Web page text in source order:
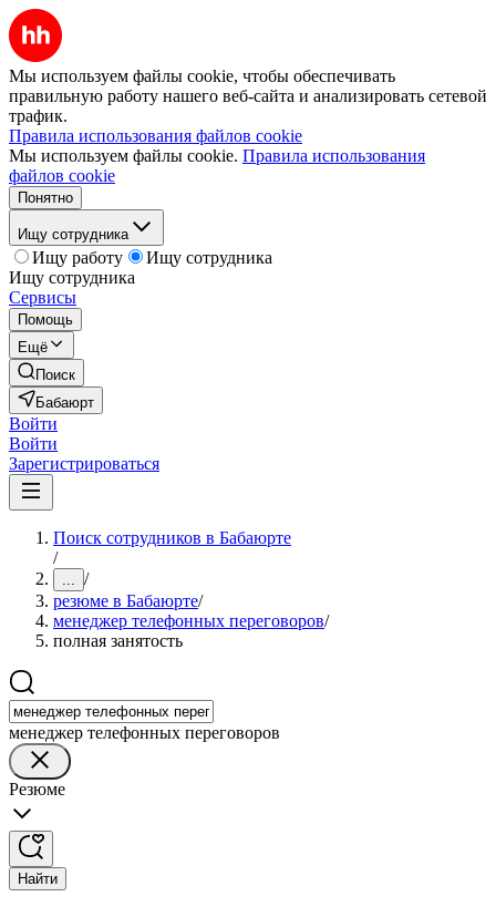
Мы используем файлы cookie, чтобы обеспечивать
правильную работу нашего веб-сайта и анализировать сетевой
трафик.
Правила использования файлов cookie
Мы используем файлы cookie. Правила использования
файлов cookie
Понятно
Ищу сотрудника
Ищу работу
Ищу сотрудника
Ищу сотрудника
Сервисы
Помощь
Ещё
Поиск
Бабаюрт
Войти
Войти
Зарегистрироваться
Поиск сотрудников в Бабаюрте
/
... /
резюме в Бабаюрте/
менеджер телефонных переговоров/
полная занятость
менеджер телефонных переговоров
Резюме
Найти